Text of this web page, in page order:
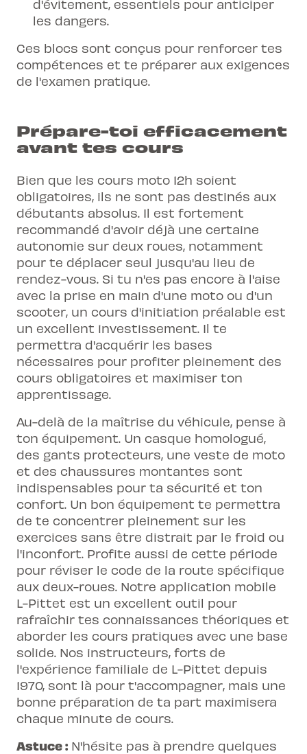
d'évitement, essentiels pour anticiper
les dangers.
Ces blocs sont conçus pour renforcer tes
compétences et te préparer aux exigences
de l'examen pratique.
Prépare-toi efficacement
avant tes cours
Bien que les cours moto 12h soient
obligatoires, ils ne sont pas destinés aux
débutants absolus. Il est fortement
recommandé d'avoir déjà une certaine
autonomie sur deux roues, notamment
pour te déplacer seul jusqu'au lieu de
rendez-vous. Si tu n'es pas encore à l'aise
avec la prise en main d'une moto ou d'un
scooter, un cours d'initiation préalable est
un excellent investissement. Il te
permettra d'acquérir les bases
nécessaires pour profiter pleinement des
cours obligatoires et maximiser ton
apprentissage.
Au-delà de la maîtrise du véhicule, pense à
ton équipement. Un casque homologué,
des gants protecteurs, une veste de moto
et des chaussures montantes sont
indispensables pour ta sécurité et ton
confort. Un bon équipement te permettra
de te concentrer pleinement sur les
exercices sans être distrait par le froid ou
l'inconfort. Profite aussi de cette période
pour réviser le code de la route spécifique
aux deux-roues. Notre application mobile
L-Pittet est un excellent outil pour
rafraîchir tes connaissances théoriques et
aborder les cours pratiques avec une base
solide. Nos instructeurs, forts de
l'expérience familiale de L-Pittet depuis
1970, sont là pour t'accompagner, mais une
bonne préparation de ta part maximisera
chaque minute de cours.
Astuce : N'hésite pas à prendre quelques